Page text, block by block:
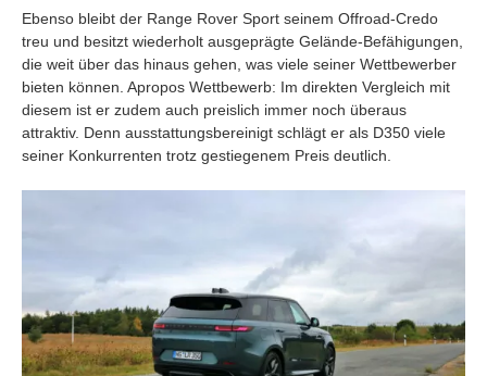
Ebenso bleibt der Range Rover Sport seinem Offroad-Credo
treu und besitzt wiederholt ausgeprägte Gelände-Befähigungen,
die weit über das hinaus gehen, was viele seiner Wettbewerber
bieten können. Apropos Wettbewerb: Im direkten Vergleich mit
diesem ist er zudem auch preislich immer noch überaus
attraktiv. Denn ausstattungsbereinigt schlägt er als D350 viele
seiner Konkurrenten trotz gestiegenem Preis deutlich.